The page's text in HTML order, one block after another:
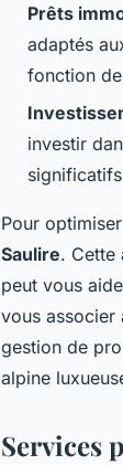
Prêts
adaptés
fonction
investir
Pour
Saulire. Cette
peut vous
vous associer
gestion de
alpine
Services